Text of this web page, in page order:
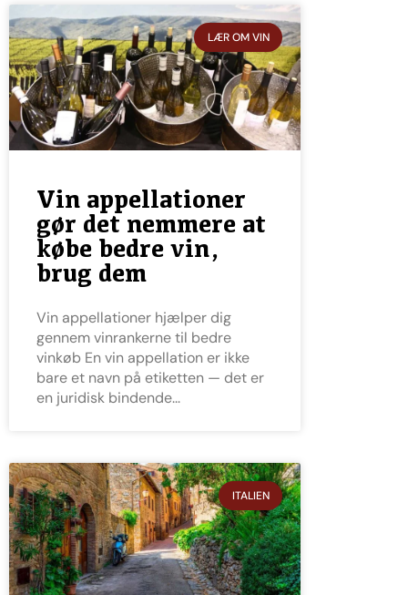
LÆR OM VIN
Vin appellationer
gør det nemmere at
købe bedre vin,
brug dem
Vin appellationer hjælper dig
gennem vinrankerne til bedre
vinkøb En vin appellation er ikke
bare et navn på etiketten — det er
en juridisk bindende
ITALIEN